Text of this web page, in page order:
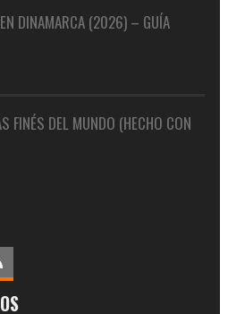
DINAMARCA (2026) – GUÍA
FINÉS DEL MUNDO (HECHO CON